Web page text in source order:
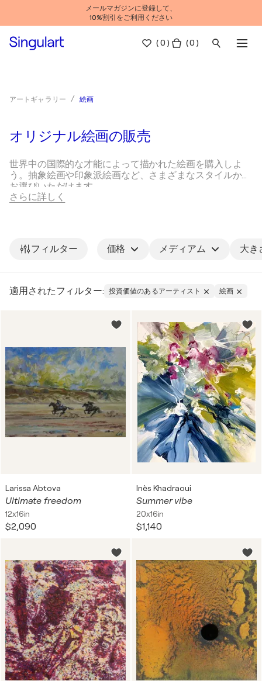
メールマガジンに登録して、
10%割引をご利用ください
(0 ) ( 0 )
アートギャラリー 絵画
オリジナル絵画の販売
世界中の国際的な才能によって描かれた絵画を購入しよ
う。抽象絵画や印象派絵画など、さまざまなスタイルから
お選びいただけます。
絵画の種類
マによって分類されます。ここでは、いくつかの一般的な
絵画の種類を紹介します：
す。この種類の芸術に関連するアーティストとして
風景画：風景画は、森林や都市の風景など、自然のシ
ーンを表現します。この種類の絵画の例としては、ク
ロード・モネの「睡蓮」があります。
静物画：静物画は、静物を対象にしており、象徴的な
解釈を与えるように配置されています。この種類の絵
画の例としては、セザンヌの「リンゴのある静物」が
あります。
抽象画：シュルレアリスムは、具体的な物体やアイテ
ムを描写せずに、象徴を用いて感情を伝えることに焦
歴史画：歴史画は、歴史、神話、文学を描写し、多く
の場合劇的で出来事に満ちています。例としては、ジ
ャック＝ルイ・ダヴィッドの「マラーの死」が挙げら
すべての種類の絵画は、世界を見て描写する異なる視点を
包含しており、アーティストはメッセージを伝えるために
独自のツールを使用しています。
さらに詳しく
フィルター 価格 メディアム 大き
適用されたフィルター: 投資価値のあるアーティスト 絵画
Larissa Abtova
Ultimate freedom
12x16in
$2,090
Inès Khadraoui
Summer vibe
20x16in
$1,140